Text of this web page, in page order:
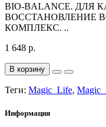
BIO-BALANCE.
ВОССТАНОВЛЕНИЕ
КОМПЛЕКС. ..
1 648 р.
В корзину
Теги: Magic_Life,
Информация